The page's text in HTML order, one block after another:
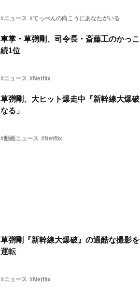
#ニュース #てっぺんの向こうにあなたがいる
車掌・草彅剛、司令長・斎藤工のかっ
続1位
#ニュース #Netflix
草彅剛、大ヒット爆走中『新幹線大爆
なる」
#動画ニュース #Netflix
草彅剛『新幹線大爆破』の過酷な撮影
運転
#ニュース #Netflix